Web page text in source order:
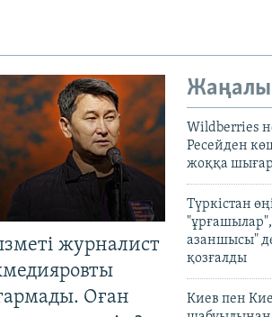
журналист
Оған
Wildberries
Ресейден
жоққа
Түркістан
азаншысы"
қозғалды
Киев пен